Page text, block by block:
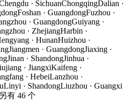
· SichuanChongqingDalian ·
Foshan · GuangdongFuzhou ·
· GuangdongGuiyang ·
· ZhejiangHarbin ·
· HunanHuizhou ·
Jiangmen · GuangdongJiaxing ·
Jinan · ShandongJinhua ·
· JiangxiKaifeng ·
· HebeiLanzhou ·
Linyi · ShandongLiuzhou · Guangxi
另有 46 个